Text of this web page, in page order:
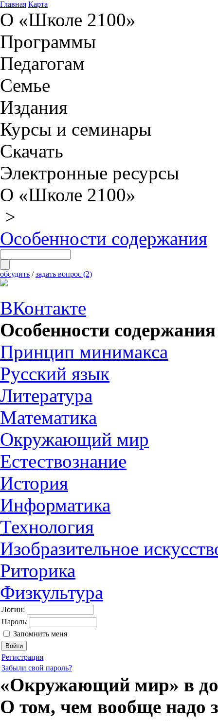
Главная Карта
О «Школе 2100»
Программы
Педагогам
Семье
Издания
Курсы и семинары
Скачать
Электронные ресурсы
О «Школе 2100»
>
Особенности содержания
обсудить /задать вопрос (2)
ВКонтакте
Особенности содержания
Принцип минимакса
Русский язык
Литература
Математика
Окружающий мир
Естествознание
История
Информатика
Технология
Изобразительное
Риторика
Физкультура
Логин:
Пароль:
Запомнить меня
Регистрация
Забыли свой пароль?
«Окружающий мир» в
О том, чем вообще надо